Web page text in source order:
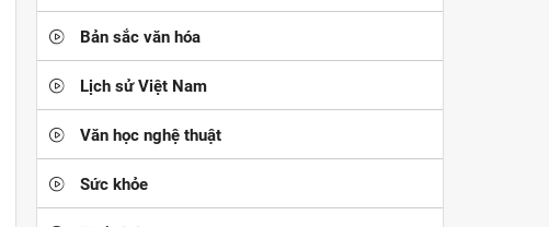
Bản sắc văn hóa
Lịch sử Việt Nam
Văn học nghệ thuật
Sức khỏe